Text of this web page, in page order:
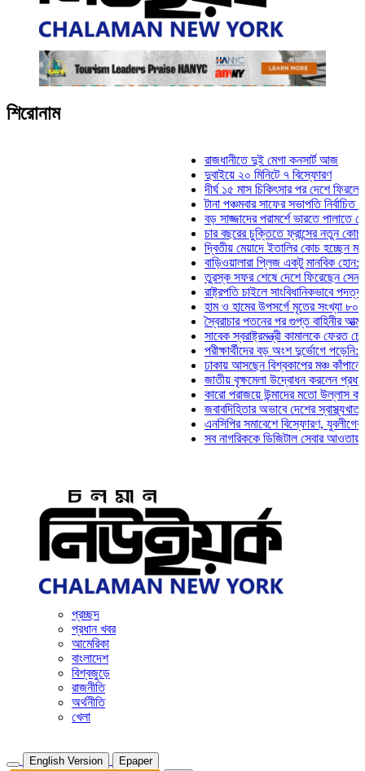
শিরোনাম
রাজধানীতে দুই মেগা কনসার্ট আজ
দুবাইয়ে ২০ মিনিটে ৭ বিস্ফোরণ
দীর্ঘ ১৫ মাস চিকিৎসার পর দেশে ফিরলেন ইলিয়াস
টানা পঞ্চমবার সাফের সভাপতি নির্বাচিত কাজী
বড় সাজ্জাদের পরামর্শে ভারতে পালাতে
চার বছরের চুক্তিতে ফ্রান্সের নতুন কোচ জিদান
দ্বিতীয় মেয়াদে ইতালির কোচ হচ্ছেন মানচিনি
বাড়িওয়ালারা প্লিজ একটু মানবিক হোন: মনিরা মিঠু
তুরস্ক সফর শেষে দেশে ফিরেছেন সেনাপ্রধান
রাষ্ট্রপতি চাইলে সাংবিধানিকভাবে পদত্যাগ করতে
হাম ও হামের উপসর্গে মৃতের সংখ্যা ৮০০ ছাড়াল
স্বৈরাচার পতনের পর গুপ্ত বাহিনীর আত্মপ্রকাশ:
সাবেক স্বরাষ্ট্রমন্ত্রী কামালকে ফেরত চেয়ে
পরীক্ষার্থীদের বড় অংশ দুর্ভোগে পড়েনি: ড.
ঢাকায় আসছেন বিশ্বকাপের মঞ্চ কাঁপানো সেই
জাতীয় বৃক্ষমেলা উদ্বোধন করলেন প্রধানমন্ত্রী
কারো পরাজয়ে উন্মাদের মতো উল্লাস করতে হয়
জবাবদিহিতার অভাবে দেশের স্বাস্থ্যখাত নানা
এনসিপির সমাবেশে বিস্ফোরণ, যুবলীগের দুই
সব নাগরিককে ডিজিটাল সেবার আওতায় আনতে
প্রচ্ছদ
প্রধান খবর
আমেরিকা
বাংলাদেশ
বিশ্বজুড়ে
রাজনীতি
অর্থনীতি
খেলা
English Version
Epaper